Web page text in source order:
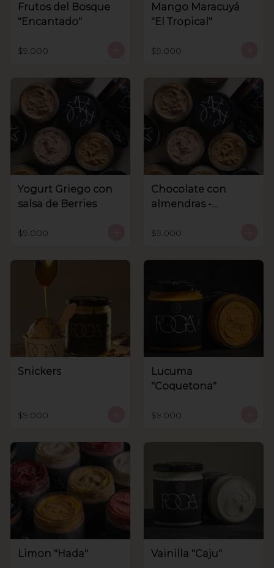
Frutos del Bosque
"Encantado"
$9.000
Mango Maracuyá
"El Tropical"
$9.000
Yogurt Griego con
salsa de Berries
$9.000
Chocolate con
almendras -
$9.000
Snickers
$9.000
Lucuma
"Coquetona"
$9.000
Limon "Hada" Vainilla "Caju"